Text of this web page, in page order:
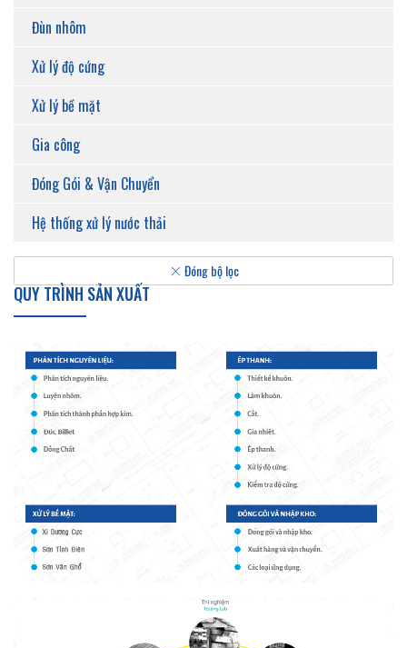
Đùn nhôm
Xử lý độ cứng
Xử lý bề mặt
Gia công
Đóng Gói & Vận Chuyển
Hệ thống xử lý nước thải
Đóng bộ lọc
QUY TRÌNH SẢN XUẤT